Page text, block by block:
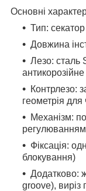
Основні
Тип:
Довжина
Лезо: сталь
Контрлезо:
геометрія для
Механізм:
Фіксація:
блокування)
Додатково:
groove), виріз